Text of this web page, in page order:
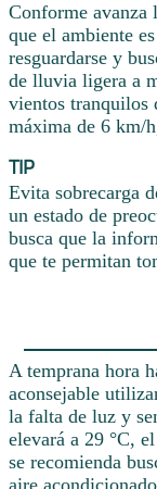
Conforme avanza
que el ambiente
resguardarse y
de lluvia ligera a
vientos tranquilos
máxima de 6 km/
TIP
Evita sobrecarga
un estado de
busca que la
que te permitan
A temprana hora
aconsejable
la falta de luz y
elevará a 29 °C,
se recomienda